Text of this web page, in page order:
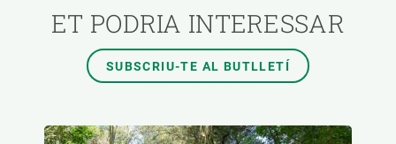
AUTOR
ET PODRIA INTERESSAR
SUBSCRIU-TE AL BUTLLETÍ